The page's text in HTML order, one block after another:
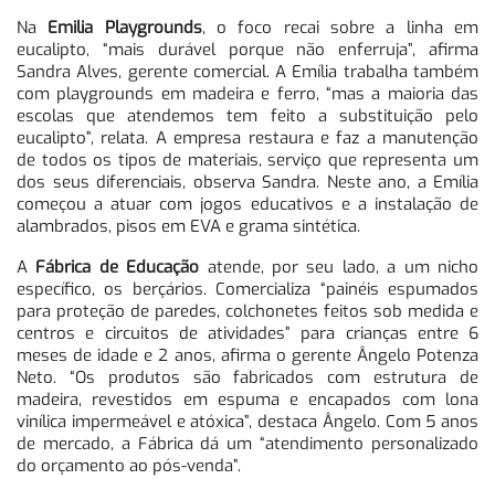
Na Emilia Playgrounds, o foco recai sobre a linha em
eucalipto, “mais durável porque não enferruja”, afirma
Sandra Alves, gerente comercial. A Emília trabalha também
com playgrounds em madeira e ferro, “mas a maioria das
escolas que atendemos tem feito a substituição pelo
eucalipto”, relata. A empresa restaura e faz a manutenção
de todos os tipos de materiais, serviço que representa um
dos seus diferenciais, observa Sandra. Neste ano, a Emília
começou a atuar com jogos educativos e a instalação de
alambrados, pisos em EVA e grama sintética.
A Fábrica de Educação atende, por seu lado, a um nicho
específico, os berçários. Comercializa “painéis espumados
para proteção de paredes, colchonetes feitos sob medida e
centros e circuitos de atividades” para crianças entre 6
meses de idade e 2 anos, afirma o gerente Ângelo Potenza
Neto. “Os produtos são fabricados com estrutura de
madeira, revestidos em espuma e encapados com lona
vinílica impermeável e atóxica”, destaca Ângelo. Com 5 anos
de mercado, a Fábrica dá um “atendimento personalizado
do orçamento ao pós-venda”.